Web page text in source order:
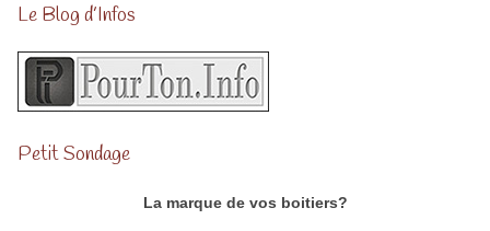
Le Blog d’Infos
Petit Sondage
La marque de vos boitiers?